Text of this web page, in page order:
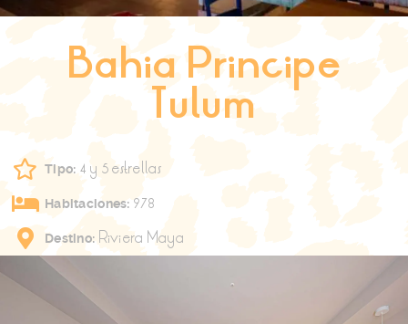
Search
SEARCH BUTTONBahia Principe
Tulum
Tipo: 4 y 5 estrellas
Habitaciones: 978
Destino: Riviera Maya